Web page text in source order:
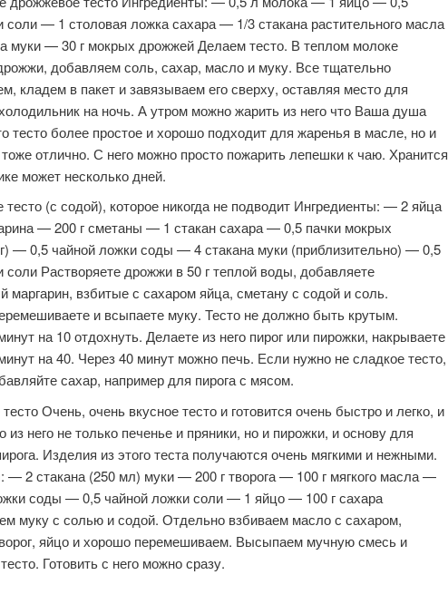
соли — 1 столовая ложка сахара — 1/3 стакана растительного масла
муки — 30 г мокрых дрожжей Делаем тесто. В теплом молоке
добавляем соль, сахар, масло и муку. Все тщательно
кладем в пакет и завязываем его сверху, оставляя место для
на ночь. А утром можно жарить из него что Ваша душа
тесто более простое и хорошо подходит для жаренья в масле, но и
отлично. С него можно просто пожарить лепешки к чаю. Хранится
может несколько дней.
(с содой), которое никогда не подводит Ингредиенты: — 2 яйца
— 200 г сметаны — 1 стакан сахара — 0,5 пачки мокрых
— 0,5 чайной ложки соды — 4 стакана муки (приблизительно) — 0,5
соли Растворяете дрожжи в 50 г теплой воды, добавляете
маргарин, взбитые с сахаром яйца, сметану с содой и соль.
и всыпаете муку. Тесто не должно быть крутым.
на 10 отдохнуть. Делаете из него пирог или пирожки, накрываете
на 40. Через 40 минут можно печь. Если нужно не сладкое тесто,
сахар, например для пирога с мясом.
Очень, очень вкусное тесто и готовится очень быстро и легко, и
из него не только печенье и пряники, но и пирожки, и основу для
Изделия из этого теста получаются очень мягкими и нежными.
— 2 стакана (250 мл) муки — 200 г творога — 100 г мягкого масла —
соды — 0,5 чайной ложки соли — 1 яйцо — 100 г сахара
муку с солью и содой. Отдельно взбиваем масло с сахаром,
яйцо и хорошо перемешиваем. Высыпаем мучную смесь и
Готовить с него можно сразу.